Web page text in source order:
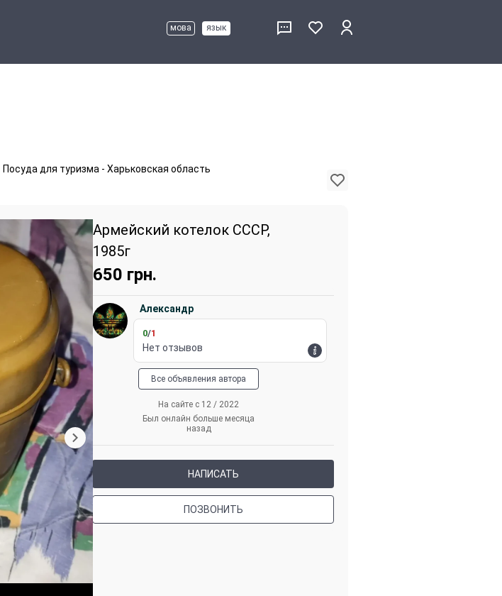
мова язык
Посуда для туризма - Харьковская область
Армейский котелок CCCР,
1985г
650 грн.
Александр
0/1
Нет отзывов
Все объявления автора
На сайте с 12 / 2022
Был онлайн больше месяца
назад
НАПИСАТЬ
ПОЗВОНИТЬ